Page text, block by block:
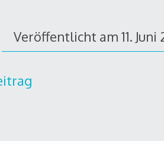
Veröffentlicht am 11. Juni